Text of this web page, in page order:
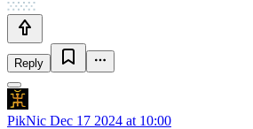
Reply
PikNic Dec 17 2024 at 10:00